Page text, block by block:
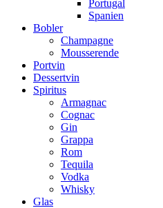
Portugal
Spanien
Bobler
Champagne
Mousserende
Portvin
Dessertvin
Spiritus
Armagnac
Cognac
Gin
Grappa
Rom
Tequila
Vodka
Whisky
Glas